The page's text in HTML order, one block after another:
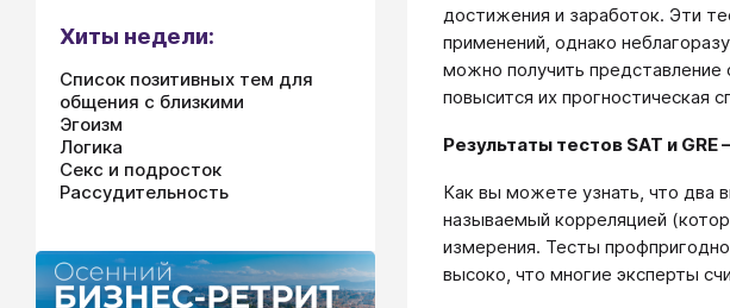
достижения и заработок. Эти
применений, однако
можно получить
повысится их прогностическая
Результаты тестов SAT и
Как вы можете узнать, что два
называемый корреляцией
измерения. Тесты
высоко, что многие эксперты
Хиты недели:
Список позитивных тем для
общения с близкими
Эгоизм
Логика
Секс и подросток
Рассудительность